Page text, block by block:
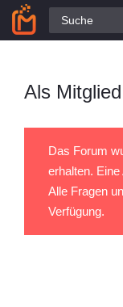
Alle Fragen
Als
Das Forum
erhalten.
Alle Fragen
Verfügung.